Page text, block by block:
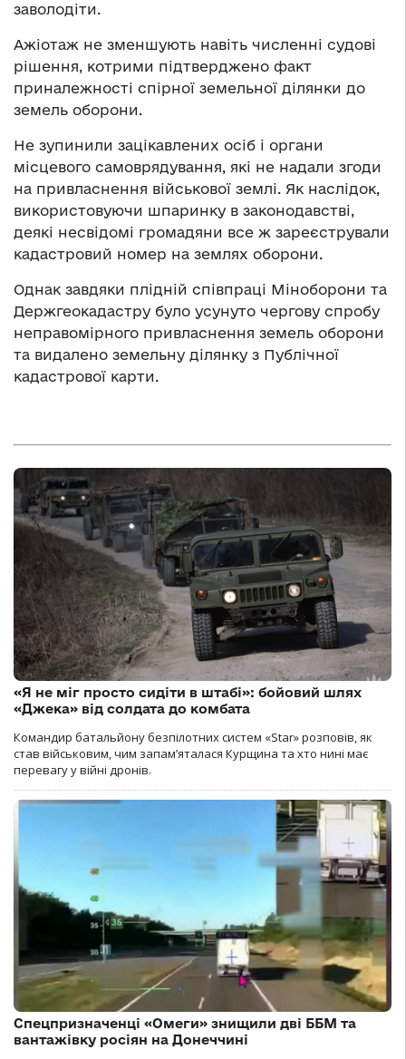
заволодіти.
Ажіотаж не зменшують навіть численні судові
рішення, котрими підтверджено факт
приналежності спірної земельної ділянки до
земель оборони.
Не зупинили зацікавлених осіб і органи
місцевого самоврядування, які не надали згоди
на привласнення військової землі. Як наслідок,
використовуючи шпаринку в законодавстві,
деякі несвідомі громадяни все ж зареєстрували
кадастровий номер на землях оборони.
Однак завдяки плідній співпраці Міноборони та
Держгеокадастру було усунуто чергову спробу
неправомірного привласнення земель оборони
та видалено земельну ділянку з Публічної
кадастрової карти.
«Я не міг просто сидіти в штабі»: бойовий шлях
«Джека» від солдата до комбата
Командир батальйону безпілотних систем «Star» розповів, як
став військовим, чим запам’яталася Курщина та хто нині має
перевагу у війні дронів.
Спецпризначенці «Омеги» знищили дві ББМ та
вантажівку росіян на Донеччині